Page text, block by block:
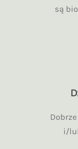
są
i/